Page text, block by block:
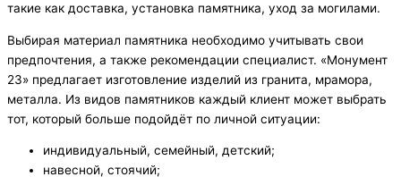
такие как доставка, установка памятника, уход за могилами.
Выбирая материал памятника необходимо учитывать свои
предпочтения, а также рекомендации специалист. «Монумент
23» предлагает изготовление изделий из гранита, мрамора,
металла. Из видов памятников каждый клиент может выбрать
тот, который больше подойдёт по личной ситуации:
индивидуальный, семейный, детский;
навесной, стоячий;